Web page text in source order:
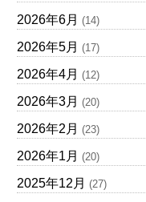
2026年6月 (14)
2026年5月 (17)
2026年4月 (12)
2026年3月 (20)
2026年2月 (23)
2026年1月 (20)
2025年12月 (27)